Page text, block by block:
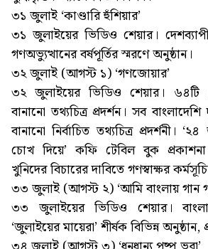
৩১ জুলাই ‘কাণ্ডারি হুঁশিয়ার’
৩১ জুলাইয়ের ভিডিও শেয়ার।
গণঅভ্যুত্থানের বর্ষপূর্তির স্মরণে অনুষ্ঠান।
৩২ জুলাই (আগস্ট ১) ‘গণজোয়ার’
৩২ জুলাইয়ের ভিডিও শেয়ার। ৬৪টি
বানানো তথ্যচিত্র প্রদর্শন। সব
বানানো নির্বাচিত তথ্যচিত্র প্রদর্শনী।
চোখ দিয়ে’ কফি টেবিল বুক
খুনিদের বিচারের দাবিতে গণস্বাক্ষর
৩৩ জুলাই (আগস্ট ২) ‘আমি বাংলায় গান
৩৩ জুলাইয়ের ভিডিও শেয়ার।
‘জুলাইয়ের মায়েরা’ শীর্ষক বিভিন্ন